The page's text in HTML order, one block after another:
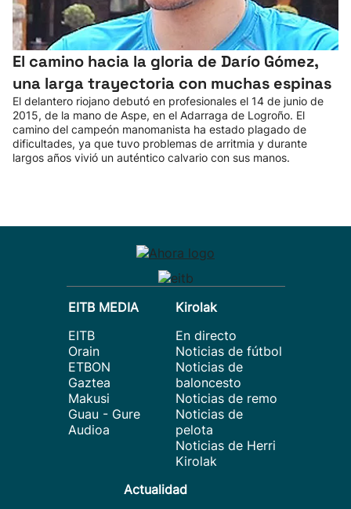
El camino hacia la gloria de Darío Gómez,
una larga trayectoria con muchas espinas
El delantero riojano debutó en profesionales el 14 de junio de
2015, de la mano de Aspe, en el Adarraga de Logroño. El
camino del campeón manomanista ha estado plagado de
dificultades, ya que tuvo problemas de arritmia y durante
largos años vivió un auténtico calvario con sus manos.
EITB MEDIA
EITB
Orain
ETBON
Gaztea
Makusi
Guau - Gure
Audioa
Kirolak
En directo
Noticias de fútbol
Noticias de
baloncesto
Noticias de remo
Noticias de
pelota
Noticias de Herri
Kirolak
Actualidad